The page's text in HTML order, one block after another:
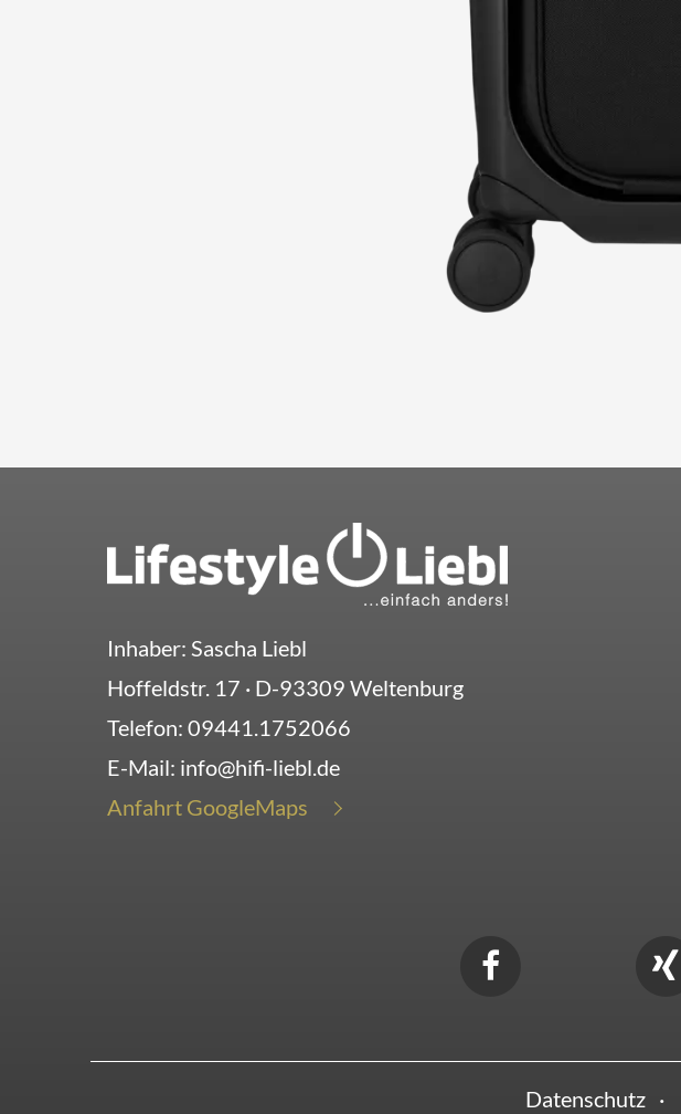
Inhaber: Sascha Liebl
Hoffeldstr. 17 · D-93309 Weltenburg
Telefon: 09441.1752066
E-Mail: info@hifi-liebl.de
Anfahrt GoogleMaps
Datenschutz